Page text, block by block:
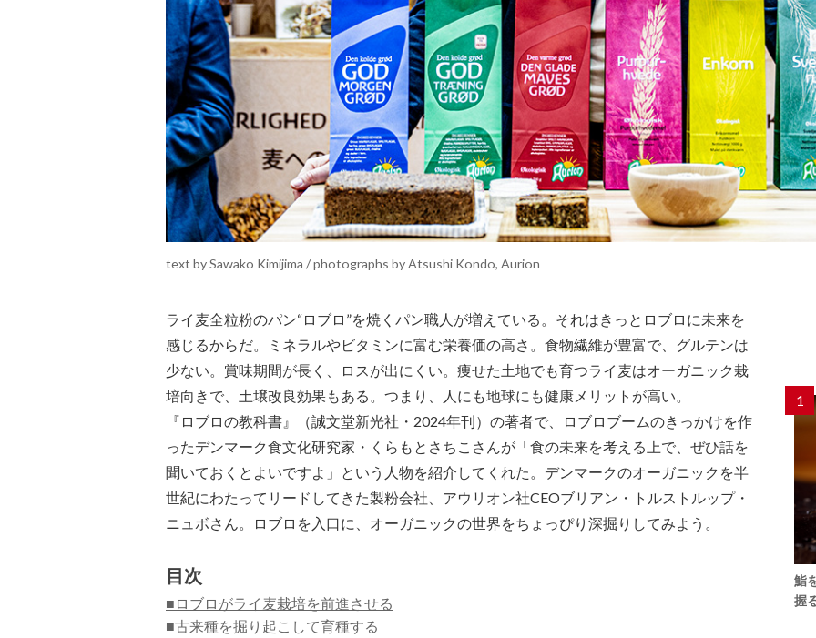
text by Sawako Kimijima / photographs by Atsushi Kondo, Aurion
ライ麦全粒粉のパン“ロブロ”を焼くパン職人が増えている。それはきっとロブロに未来を
感じるからだ。ミネラルやビタミンに富む栄養価の高さ。食物繊維が豊富で、グルテンは
少ない。賞味期間が長く、ロスが出にくい。痩せた土地でも育つライ麦はオーガニック栽
培向きで、土壌改良効果もある。つまり、人にも地球にも健康メリットが高い。
『ロブロの教科書』（誠文堂新光社・2024年刊）の著者で、ロブロブームのきっかけを作
ったデンマーク食文化研究家・くらもとさちこさんが「食の未来を考える上で、ぜひ話を
聞いておくとよいですよ」という人物を紹介してくれた。デンマークのオーガニックを半
世紀にわたってリードしてきた製粉会社、アウリオン社CEOブリアン・トルストルップ・
ニュボさん。ロブロを入口に、オーガニックの世界をちょっぴり深掘りしてみよう。
目次
■ロブロがライ麦栽培を前進させる
■古来種を掘り起こして育種する
1
鮨
握